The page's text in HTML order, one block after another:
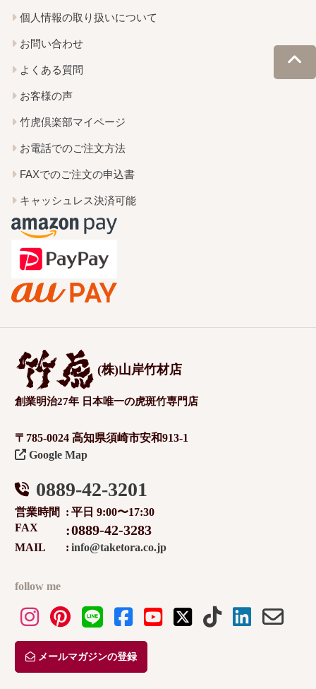
個人情報の取り扱いについて
お問い合わせ
よくある質問
お客様の声
竹虎倶楽部マイページ
お電話でのご注文方法
FAXでのご注文の申込書
キャッシュレス決済可能
(株)山岸竹材店
創業明治27年 日本唯一の虎斑竹専門店
〒785-0024 高知県須崎市安和913-1
Google Map
0889-42-3201
営業時間
平日 9:00〜17:30
FAX
0889-42-3283
MAIL info@taketora.co.jp
follow me
メールマガジンの登録